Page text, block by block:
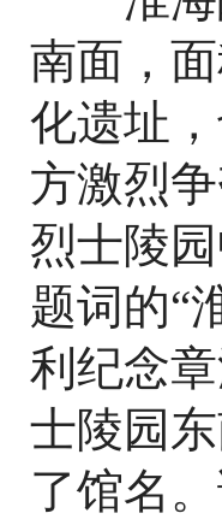
南面，
化遗址
方激烈
烈士陵
题词的“
利纪念
士陵园
了馆名